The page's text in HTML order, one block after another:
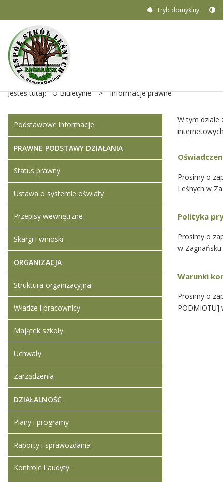
Tryb domyślny
Jesteś tutaj: O Biuletynie > Informacje prawne
W tym dziale
Prosimy o
Leśnych w
Polityka
Prosimy o
w Zagnańsku
Warunki
Prosimy o
PODMIOTU]
Podstawowe informacje
PRAWNE PODSTAWY DZIAŁANIA
Status prawny
Ustawa o systemie oświaty
Przepisy wewnętrzne
Skargi i wnioski
ORGANIZACJA
Struktura organizacyjna
Władze i pracownicy
Majątek szkoły
Uchwały
Zarządzenia
DZIAŁALNOŚĆ
Plany i programy
Raporty i sprawozdania
Kontrole i audyty